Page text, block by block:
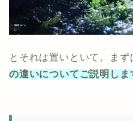
とそれは置いといて。まず
の違いについてご説明しま